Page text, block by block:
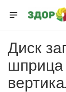
Диск
шприца